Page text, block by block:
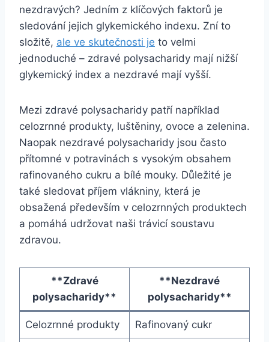
nezdravých? Jedním z klíčových faktorů je
sledování jejich glykemického indexu. Zní to
složitě, ale ve skutečnosti je to velmi
jednoduché – zdravé polysacharidy mají nižší
glykemický index a nezdravé mají vyšší.
Mezi zdravé polysacharidy patří například
celozrnné produkty, luštěniny, ovoce a zelenina.
Naopak nezdravé polysacharidy jsou často
přítomné v potravinách s vysokým obsahem
rafinovaného cukru a bílé mouky. Důležité je
také sledovat příjem vlákniny, která je
obsažená především v celozrnných produktech
a pomáhá udržovat naši trávicí soustavu
zdravou.
**Zdravé
polysacharidy**
**Nezdravé
polysacharidy**
Celozrnné produkty Rafinovaný cukr